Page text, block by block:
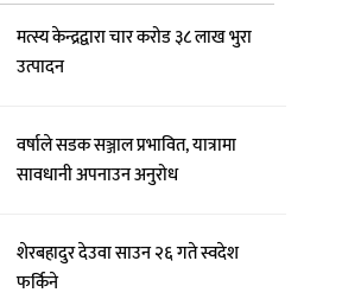
मत्स्य केन्द्रद्वारा चार करोड ३८ लाख भुरा
उत्पादन
वर्षाले सडक सञ्जाल प्रभावित, यात्रामा
सावधानी अपनाउन अनुरोध
शेरबहादुर देउवा साउन २६ गते स्वदेश
फर्किने